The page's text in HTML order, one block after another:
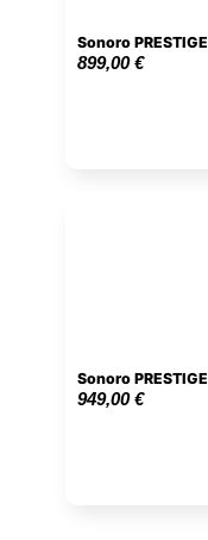
Sonoro PRESTIGE
899,00€
Sonoro PRESTIGE
949,00€